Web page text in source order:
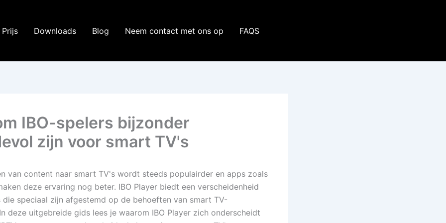
Prijs Downloads Blog Neem contact met ons op FAQS
IBO-spelers bijzonder
zijn voor smart TV's
van content naar smart TV's wordt steeds populairder en apps zoals
deze ervaring nog beter. IBO Player biedt een verscheidenheid
die speciaal zijn afgestemd op de behoeften van smart TV-
deze uitgebreide gids lees je waarom IBO Player zich onderscheidt